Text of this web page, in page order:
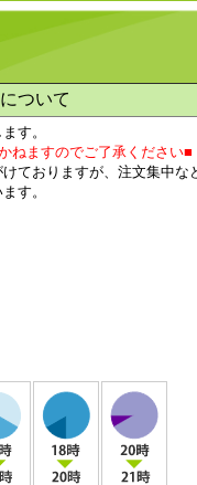
ついて
す。
ねますのでご了承ください■
ておりますが、注文集中など
す。